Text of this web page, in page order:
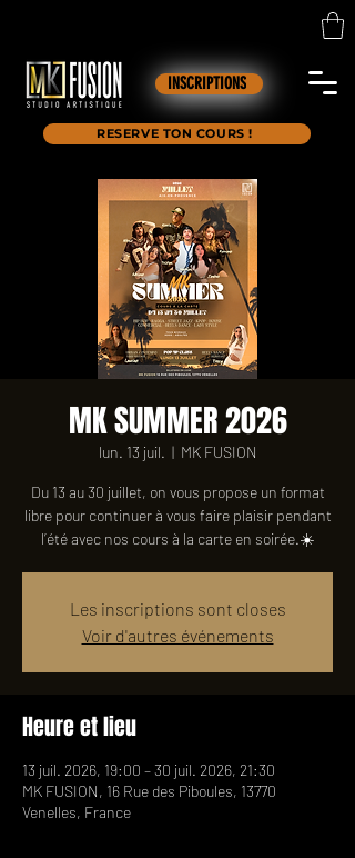
INSCRIPTIONS
RESERVE TON COURS !
MK SUMMER 2026
lun. 13 juil.
  |
MK FUSION
Du 13 au 30 juillet, on vous propose un format
libre pour continuer à vous faire plaisir pendant
l’été avec nos cours à la carte en soirée.☀️
Les inscriptions sont closes
Voir d'autres événements
Heure et lieu
13 juil. 2026, 19:00 – 30 juil. 2026, 21:30
MK FUSION, 16 Rue des Piboules, 13770
Venelles, France